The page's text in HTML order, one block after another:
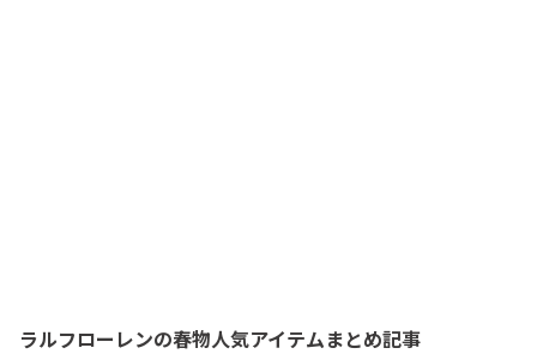
ラルフローレンの春物人気アイテムまとめ記事